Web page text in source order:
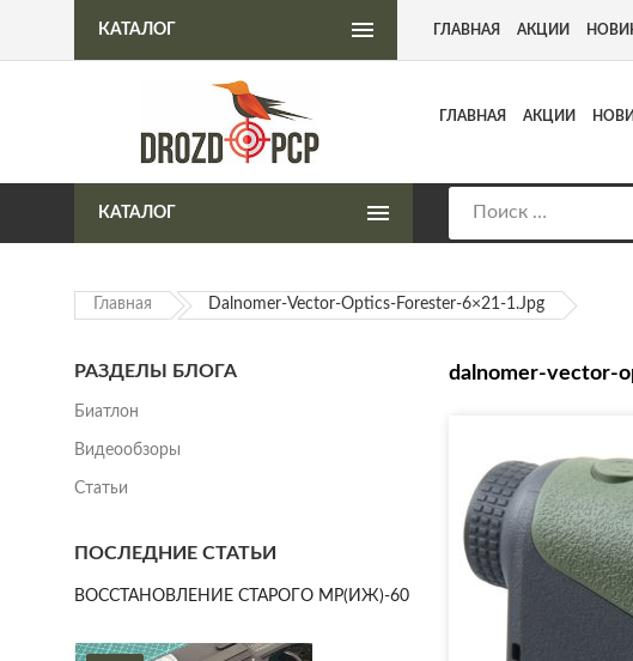
Интернет-магазин пневматического оружия Адрес:
ГЛАВНАЯ АКЦИИ
КАТАЛОГ
КАТАЛОГ ГЛАВНАЯ АКЦИИ
Главная Dalnomer-Vector-Optics-Forester-6×21-1.jpg
dalnomer-vector-
РАЗДЕЛЫ БЛОГА
Биатлон
Видеообзоры
Статьи
ПОСЛЕДНИЕ СТАТЬИ
ВОССТАНОВЛЕНИЕ СТАРОГО МР(ИЖ)-60